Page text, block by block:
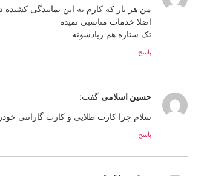
من هر بار که کارم به این نمایندگی
اضلا خدمات مناسبی نمیده
تک ستاره هم زیادشونه
پاسخ
حسین اسلامی گفت:
سلام چرا کارت طلایی و کارت گارانتی
پاسخ